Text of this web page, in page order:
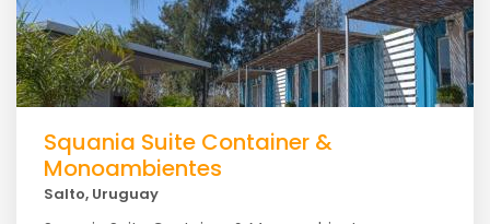
Squania Suite Container &
Monoambientes
Salto, Uruguay